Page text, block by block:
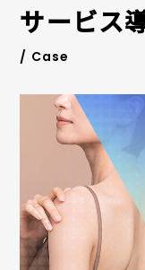
サービス
/ Case